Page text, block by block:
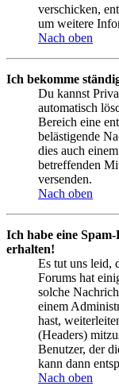
verschicken,
um weitere
Nach oben
Ich bekomme
Du kannst
automatisch
Bereich eine
belästigende
dies auch
betreffenden
versenden.
Nach oben
Ich habe eine
erhalten!
Es tut uns leid,
Forums hat
solche
einem
hast,
(Headers)
Benutzer, der
kann dann
Nach oben